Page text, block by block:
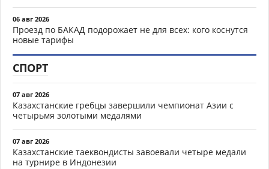
06 авг 2026
Проезд по БАКАД подорожает не для всех: кого коснутся
новые тарифы
СПОРТ
07 авг 2026
Казахстанские гребцы завершили чемпионат Азии с
четырьмя золотыми медалями
07 авг 2026
Казахстанские таеквондисты завоевали четыре медали
на турнире в Индонезии